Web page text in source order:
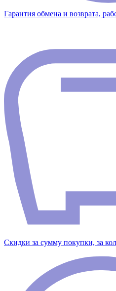
Гарантия обмена и возврата,
Скидки за сумму покупки, за